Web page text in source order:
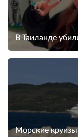
В Таиланде
Морские круизы